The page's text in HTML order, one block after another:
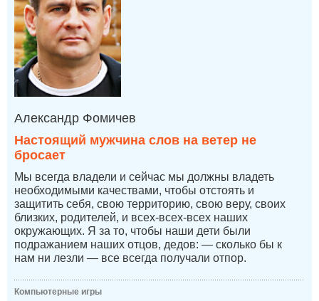
Александр Фомичев
Настоящий мужчина слов на ветер не
бросает
Мы всегда владели и сейчас мы должны владеть
необходимыми качествами, чтобы отстоять и
защитить себя, свою территорию, свою веру, своих
близких, родителей, и всех-всех-всех наших
окружающих. Я за то, чтобы наши дети были
подражанием наших отцов, дедов: — сколько бы к
нам ни лезли — все всегда получали отпор.
Компьютерные игры